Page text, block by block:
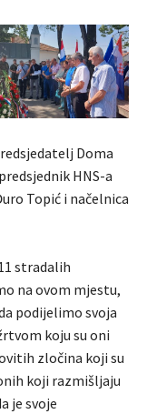
Doma
HNS-a
Topić i načelnica
stradalih
na ovom mjestu,
podijelimo svoja
koju su oni
zločina koji su
koji razmišljaju
je svoje